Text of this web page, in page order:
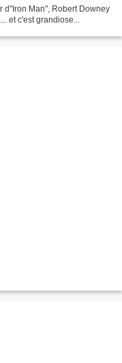
d''Iron Man", Robert Downey
et c'est grandiose...